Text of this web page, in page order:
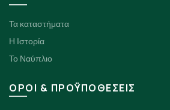
Τα καταστήματα
Η Ιστορία
Το Ναύπλιο
ΟΡΟΙ & ΠΡΟΫΠΟΘΕΣΕΙΣ